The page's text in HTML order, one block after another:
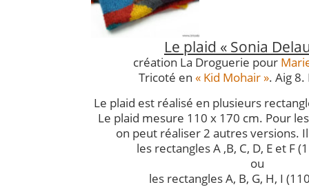
Le plaid « Sonia
création La Droguerie pour
Tricoté en « Kid Mohair ». Aig
Le plaid est réalisé en plusieurs
Le plaid mesure 110 x 170 cm. Pour
on peut réaliser 2 autres versions.
les rectangles A ,B, C, D, E et F
ou
les rectangles A, B, G, H, I